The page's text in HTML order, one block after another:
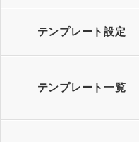
テンプレート設定
テンプレート一覧